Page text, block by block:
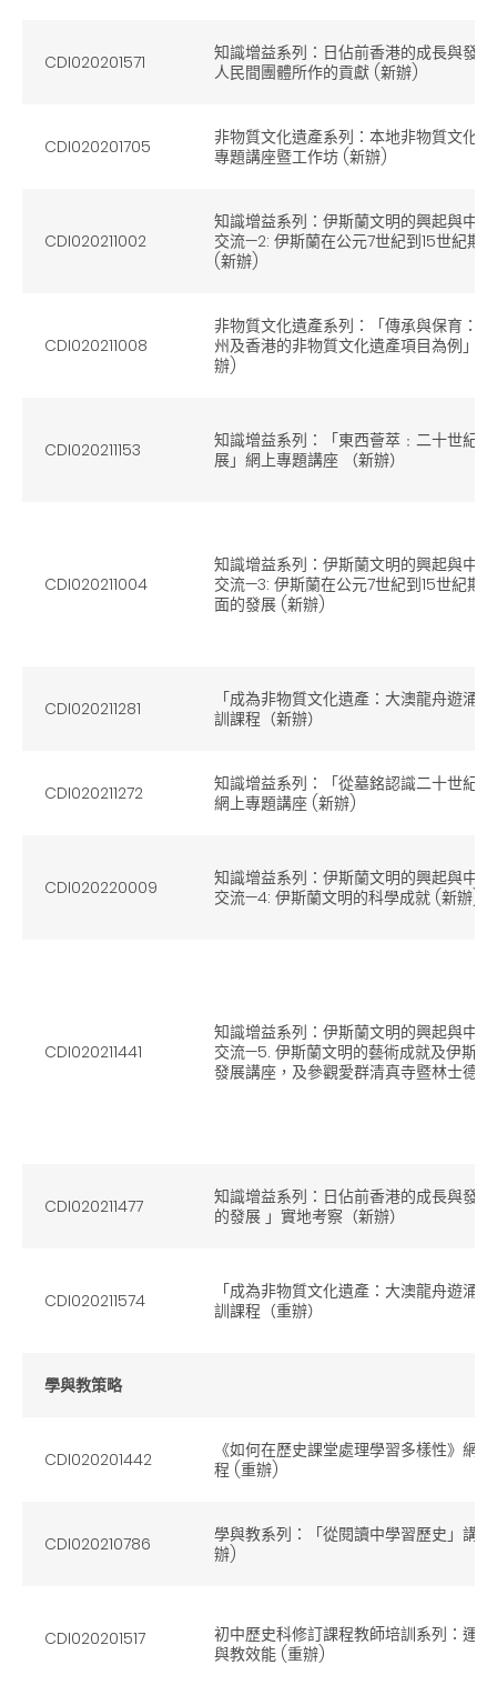
CDI020201571
知識增益系列：日佔前香港的成長與發
人民間團體所作的貢獻 (新辦)
CDI020201705
非物質文化遺產系列：本地非物質文化
專題講座暨工作坊 (新辦)
CDI020211002
知識增益系列：伊斯蘭文明的興起與中
交流—2: 伊斯蘭在公元7世紀到15世紀期
(新辦)
CDI020211008
非物質文化遺產系列：「傳承與保育：
州及香港的非物質文化遺產項目為例」
辦)
CDI020211153
知識增益系列：「東西薈萃﹕二十世紀
展」網上專題講座 （新辦）
CDI020211004
知識增益系列：伊斯蘭文明的興起與中
交流—3: 伊斯蘭在公元7世紀到15世紀期
面的發展 (新辦)
CDI020211281
「成為非物質文化遺產：大澳龍舟遊涌
訓課程（新辦）
CDI020211272
知識增益系列：「從墓銘認識二十世紀
網上專題講座 (新辦)
CDI020220009
知識增益系列：伊斯蘭文明的興起與中
交流—4: 伊斯蘭文明的科學成就 (新辦)
CDI020211441
知識增益系列：伊斯蘭文明的興起與中
交流—5. 伊斯蘭文明的藝術成就及伊斯
發展講座，及參觀愛群清真寺暨林士德
CDI020211477
知識增益系列：日佔前香港的成長與發
的發展 」實地考察（新辦）
CDI020211574
「成為非物質文化遺產：大澳龍舟遊涌
訓課程（重辦）
學與教策略
CDI020201442
《如何在歷史課堂處理學習多樣性》網
程 (重辦)
CDI020210786
學與教系列：「從閱讀中學習歷史」講
辦)
CDI020201517
初中歷史科修訂課程教師培訓系列：運
與教效能 (重辦)